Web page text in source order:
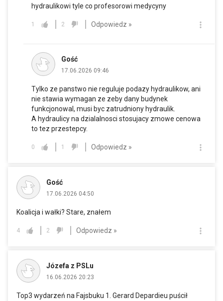
hydraulikowi tyle co profesorowi medycyny
1 2 Odpowiedz »
Gość
17.06.2026 09:46
Tylko ze panstwo nie reguluje podazy hydraulikow, ani
nie stawia wymagan ze zeby dany budynek
funkcjonowal, musi byc zatrudniony hydraulik.
A hydraulicy na dzialalnosci stosujacy zmowe cenowa
to tez przestepcy.
0 1 Odpowiedz »
Gość
17.06.2026 04:50
Koalicja i wałki? Stare, znałem
4 2 Odpowiedz »
Józefa z PSLu
16.06.2026 20:23
Top3 wydarzeń na Fajsbuku 1. Gerard Depardieu puścił